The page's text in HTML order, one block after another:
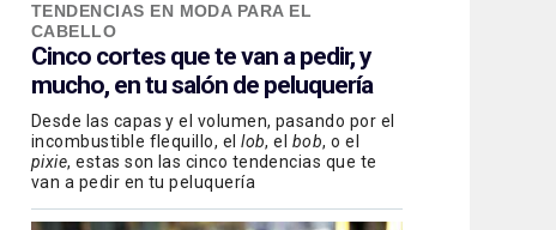
TENDENCIAS EN MODA PARA EL
CABELLO
Cinco cortes que te van a pedir, y
mucho, en tu salón de peluquería
Desde las capas y el volumen, pasando por el
incombustible flequillo, ellob, el bob, o el
pixie, estas son las cinco tendencias que te
van a pedir en tu peluquería